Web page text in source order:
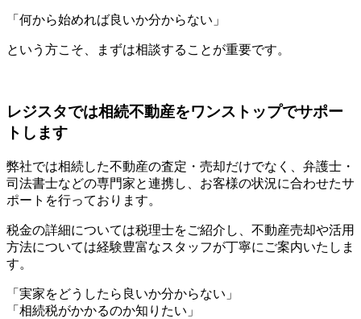
「何から始めれば良いか分からない」
という方こそ、まずは相談することが重要です。
レジスタでは相続不動産をワンストップでサポー
トします
弊社では相続した不動産の査定・売却だけでなく、弁護士・
司法書士などの専門家と連携し、お客様の状況に合わせたサ
ポートを行っております。
税金の詳細については税理士をご紹介し、不動産売却や活用
方法については経験豊富なスタッフが丁寧にご案内いたしま
す。
「実家をどうしたら良いか分からない」
「相続税がかかるのか知りたい」